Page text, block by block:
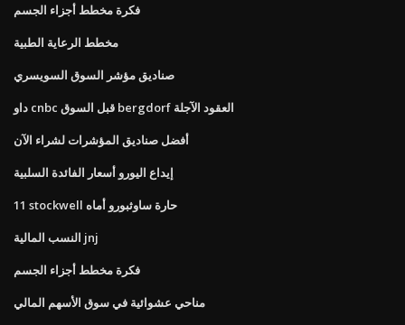
فكرة مخطط أجزاء الجسم
مخطط الرعاية الطبية
صناديق مؤشر السوق السويسري
داو cnbc قبل السوق bergdorf العقود الآجلة
أفضل صناديق المؤشرات لشراء الآن
إيداع اليورو أسعار الفائدة السلبية
11 stockwell حارة ساوثبورو أماه
النسب المالية jnj
فكرة مخطط أجزاء الجسم
مناحي عشوائية في سوق الأسهم المالي